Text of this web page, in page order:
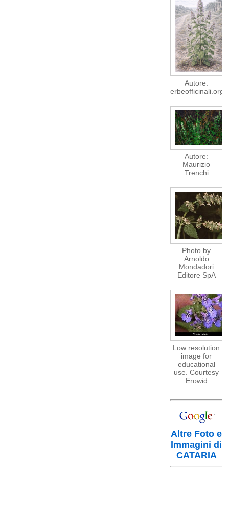
Autore:
erbeofficinali.org
Autore:
Maurizio
Trenchi
Photo by
Arnoldo
Mondadori
Editore SpA
Low resolution
image for
educational
use. Courtesy
Erowid
Altre Foto e
Immagini di
CATARIA